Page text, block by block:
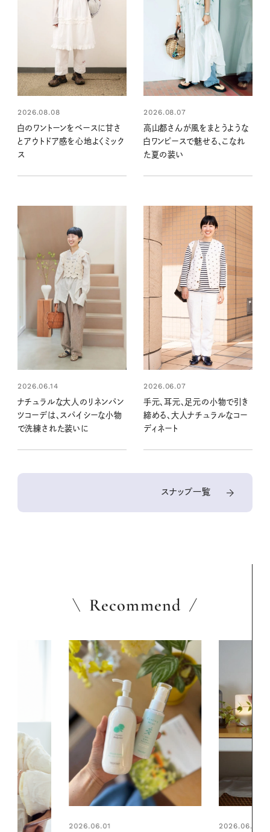
2026.08.08
白のワントーンをベースに甘さ
とアウトドア感を心地よくミック
ス
2026.08.07
高山都さんが風をまとうような
白ワンピースで魅せる、こなれ
た夏の装い
2026.06.14
ナチュラルな大人のリネンパン
ツコーデは、スパイシーな小物
で洗練された装いに
2026.06.07
手元、耳元、足元の小物で引き
締める、大人ナチュラルなコー
ディネート
スナップ一覧
Recommend
2026.06.01 2026.06.01